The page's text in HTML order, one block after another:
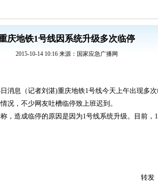
庆地铁1号线因系统升级多次临停
2015-10-14 10:16 来源：国家应急广播网
消息（记者刘湛)重庆地铁1号线今天上午出现多
况，不少网友吐槽临停致上班迟到。
，造成临停的原因是因为1号线系统升级。目前，
转发